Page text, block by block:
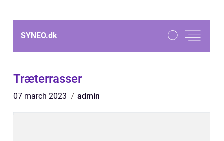
SYNEO.dk
Træterrasser
07 march 2023 admin